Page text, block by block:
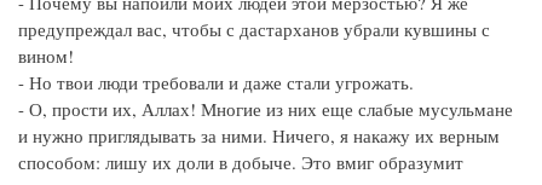
предупреждал вас, чтобы с дастарханов убрали кувшины с
вином!
- Но твои люди требовали и даже стали угрожать.
- О, прости их, Аллах! Многие из них еще слабые мусульмане
и нужно приглядывать за ними. Ничего, я накажу их верным
способом: лишу их доли в добыче. Это вмиг образумит